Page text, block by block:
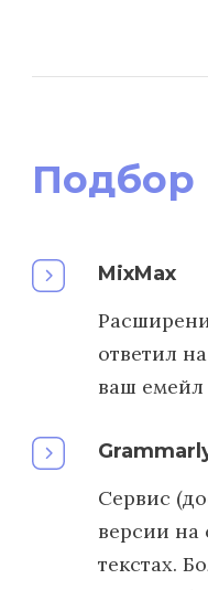
Подбор
MixMax
ответил
ваш
Сервис
версии на
текстах.